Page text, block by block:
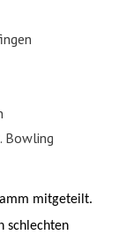
Bowling
mitgeteilt.
schlechten